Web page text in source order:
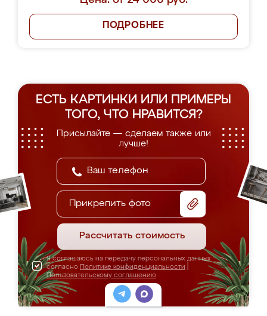
ПОДРОБНЕЕ
ЕСТЬ КАРТИНКИ ИЛИ ПРИМЕРЫ
ТОГО, ЧТО НРАВИТСЯ?
Присылайте — сделаем также или
лучше!
Прикрепить фото
Рассчитать стоимость
Я соглашаюсь на передачу персональных данных
согласно Политике конфиденциальности
Пользовательскому соглашению